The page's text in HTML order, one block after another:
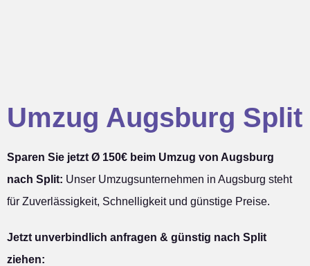
Umzug Augsburg Split
Sparen Sie jetzt Ø 150€ beim Umzug von Augsburg
nach Split: Unser Umzugsunternehmen in Augsburg steht
für Zuverlässigkeit, Schnelligkeit und günstige Preise.
Jetzt unverbindlich anfragen & günstig nach Split
ziehen: